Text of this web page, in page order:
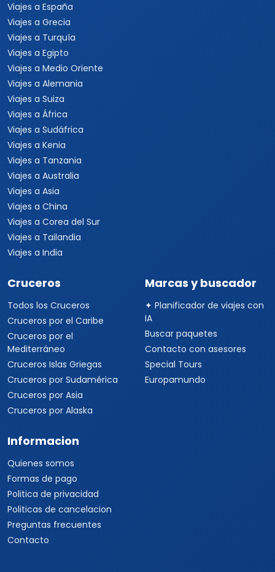
Viajes a España
Viajes a Grecia
Viajes a Turquía
Viajes a Egipto
Viajes a Medio Oriente
Viajes a Alemania
Viajes a Suiza
Viajes a África
Viajes a Sudáfrica
Viajes a Kenia
Viajes a Tanzania
Viajes a Australia
Viajes a Asia
Viajes a China
Viajes a Corea del Sur
Viajes a Tailandia
Viajes a India
Cruceros
Todos los Cruceros
Cruceros por el Caribe
Cruceros por el
Mediterráneo
Cruceros Islas Griegas
Cruceros por Sudamérica
Cruceros por Asia
Cruceros por Alaska
Marcas y buscador
✦ Planificador de viajes con
IA
Buscar paquetes
Contacto con asesores
Special Tours
Europamundo
Informacion
Quienes somos
Formas de pago
Politica de privacidad
Politicas de cancelacion
Preguntas frecuentes
Contacto